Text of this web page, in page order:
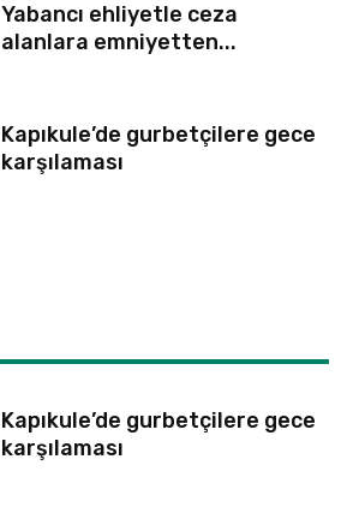
Yabancı ehliyetle ceza
alanlara emniyetten...
Kapıkule’de gurbetçilere gece
karşılaması
Kapıkule’de gurbetçilere gece
karşılaması